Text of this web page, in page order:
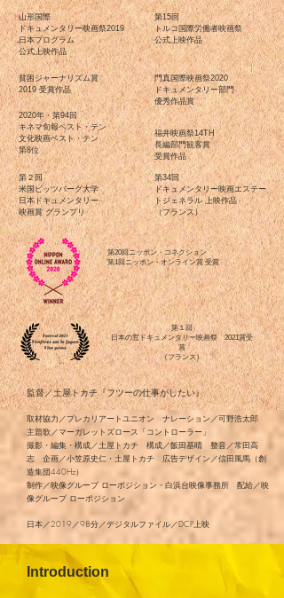
第15回
トルコ国際労働者映画祭
​公式上映作品
山形国際
ドキュメンタリー映画祭2019
日本プログラム
公式上映作品
門真国際映画祭2020
ドキュメンタリー部門
優秀作品賞
貧困ジャーナリズム賞
2019 受賞作品
2020年・第94回
キネマ旬報ベスト・テン
文化映画ベスト・テン
第8位
福井映画祭14TH
長編部門観客賞
​受賞作品
第２回
米国ピッツバーグ大学
日本ドキュメンタリー
映画賞 ​グランプリ
第34回
ドキュメンタリー映画エステー
トジェネラル 上映作品
（フランス）
第20回ニッポン・コネクション
​第1回ニッポン・オンライン賞 受賞
第１回
日本の窓ドキュメンタリー映画祭 2021賞受
賞
（フランス）
監督／土屋トカチ『フツーの仕事がしたい』
取材協力／プレカリアートユニオン ナレーション／可野浩太郎
主題歌／マーガレットズロース「コントローラー」
撮影・編集・構成／土屋トカチ 構成／飯田基晴 整音／常田高
志 企画／小笠原史仁・土屋トカチ 広告デザイン／信田風馬（創
造集団440Hz）
制作／映像グループ ローポジション・白浜台映像事務所 配給／映
像グループ ローポジション
日本／2019／98分／デジタルファイル／DCP上映
Introduction